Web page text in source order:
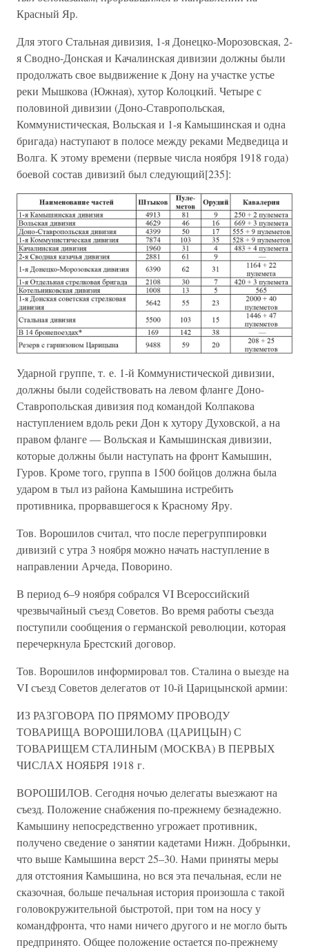
Красный Яр.
Для этого Стальная дивизия, 1-я Донецко-Морозовская, 2-
я Сводно-Донская и Качалинская дивизии должны были
продолжать свое выдвижение к Дону на участке устье
реки Мышкова (Южная), хутор Колоцкий. Четыре с
половиной дивизии (Доно-Ставропольская,
Коммунистическая, Вольская и 1-я Камышинская и одна
бригада) наступают в полосе между реками Медведица и
Волга. К этому времени (первые числа ноября 1918 года)
боевой состав дивизий был следующий[235]:
Ударной группе, т. е. 1-й Коммунистической дивизии,
должны были содействовать на левом фланге Доно-
Ставропольская дивизия под командой Колпакова
наступлением вдоль реки Дон к хутору Духовской, а на
правом фланге — Вольская и Камышинская дивизии,
которые должны были наступать на фронт Камышин,
Гуров. Кроме того, группа в 1500 бойцов должна была
ударом в тыл из района Камышина истребить
противника, прорвавшегося к Красному Яру.
Тов. Ворошилов считал, что после перегруппировки
дивизий с утра 3 ноября можно начать наступление в
направлении Арчеда, Поворино.
В период 6–9 ноября собрался VI Всероссийский
чрезвычайный съезд Советов. Во время работы съезда
поступили сообщения о германской революции, которая
перечеркнула Брестский договор.
Тов. Ворошилов информировал тов. Сталина о выезде на
VI съезд Советов делегатов от 10-й Царицынской армии:
ИЗ РАЗГОВОРА ПО ПРЯМОМУ ПРОВОДУ
ТОВАРИЩА ВОРОШИЛОВА (ЦАРИЦЫН) С
ТОВАРИЩЕМ СТАЛИНЫМ (МОСКВА) В ПЕРВЫХ
ЧИСЛАХ НОЯБРЯ 1918 г.
ВОРОШИЛОВ. Сегодня ночью делегаты выезжают на
съезд. Положение снабжения по-прежнему безнадежно.
Камышину непосредственно угрожает противник,
получено сведение о занятии кадетами Нижн. Добрынки,
что выше Камышина верст 25–30. Нами приняты меры
для отстояния Камышина, но вся эта печальная, если не
сказочная, больше печальная история произошла с такой
головокружительной быстротой, при том на носу у
командфронта, что нами ничего другого и не могло быть
предпринято. Общее положение остается по-прежнему